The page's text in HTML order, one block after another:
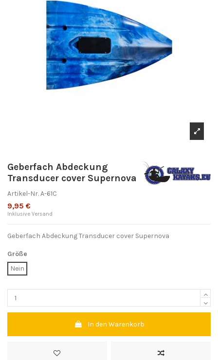
Geberfach Abdeckung
Transducer cover Supernova
Artikel-Nr.A-61C
9,95 €
Inklusive Versand
Geberfach Abdeckung Transducer cover Supernova
Größe
Nein
In den Warenkorb